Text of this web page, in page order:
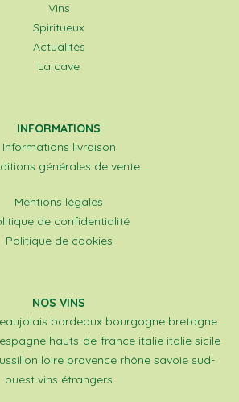
Vins
Spiritueux
Actualités
La cave
INFORMATIONS
Informations livraison
générales de vente
Mentions légales
de confidentialité
Politique de cookies
NOS VINS
bordeaux bourgogne bretagne
espagne hauts-de-france italie italie sicile
loire provence rhône savoie sud-
ouest vins étrangers